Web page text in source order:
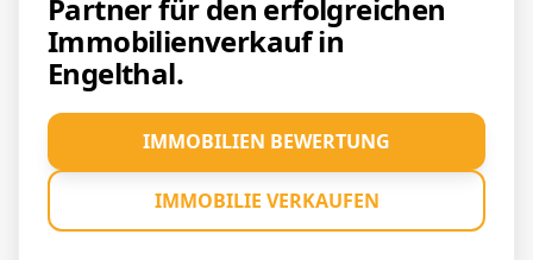
Partner für den erfolgreichen
Immobilienverkauf in
Engelthal.
IMMOBILIEN BEWERTUNG
IMMOBILIE VERKAUFEN